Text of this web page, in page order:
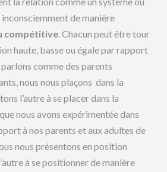
de manière
compétitive. Chacun peut être tour
haute, basse ou égale par rapport
parlons comme des parents
nous nous plaçons dans la
l’autre à se placer dans la
nous avons expérimentée dans
à nos parents et aux adultes de
nous présentons en position
à se positionner de manière